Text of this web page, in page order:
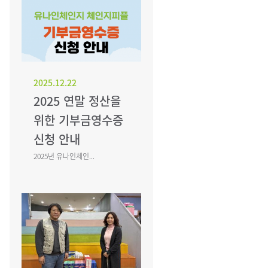
2025.12.22
2025 연말 정산을
위한 기부금영수증
신청 안내
2025년 유나인체인...